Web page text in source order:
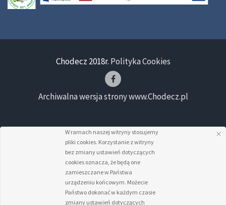
Chodecz 2018r. Polityka Cookies
Archiwalna wersja strony www.Chodecz.pl
W ramach naszej witryny stosujemy
pliki cookies. Korzystanie z witryny
bez zmiany ustawień dotyczących
cookies oznacza, że będą one
zamieszczane w Państwa
urządzeniu końcowym. Możecie
Państwo dokonać w każdym czasie
zmiany ustawień dotyczących